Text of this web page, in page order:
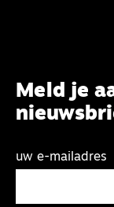
Meld je
uw e-mailadres